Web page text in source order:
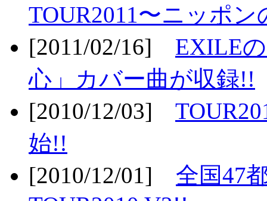
TOUR2011〜ニッポ
[2011/02/16] EXILE
心」カバー曲が収録!!
[2010/12/03]
始!!
[2010/12/01] 全国47